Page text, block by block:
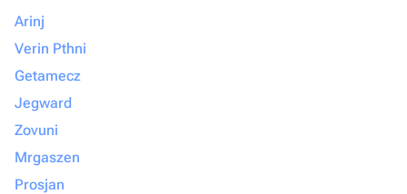
Arinj
Verin Pthni
Getamecz
Jegward
Zovuni
Mrgaszen
Prosjan